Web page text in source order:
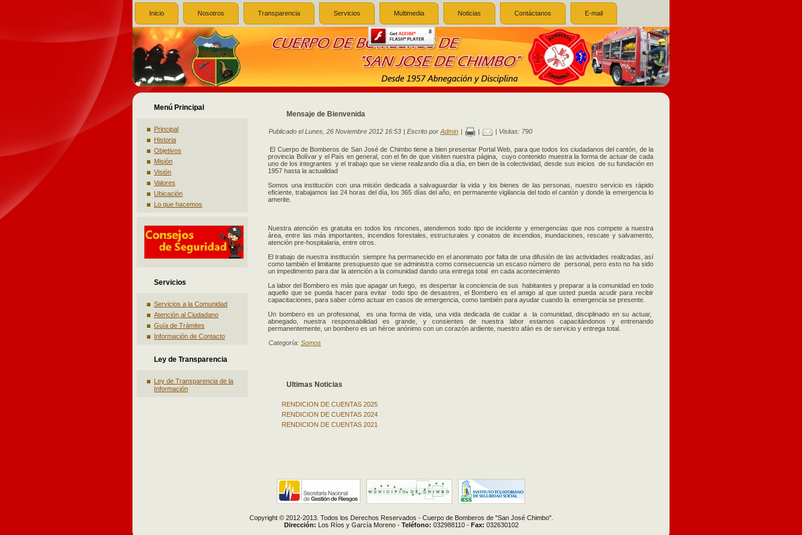
Inicio Nosotros Transparencia Servicios Multimedia Noticias Contáctanos E-mail
Menú Principal
Principal
Historia
Objetivos
Misión
Visión
Valores
Ubicación
Lo que hacemos
Servicios
Servicios a la Comunidad
Atención al Ciudadano
Guía de Trámites
Información de Contacto
Ley de Transparencia
Ley de Transparencia de la
Información
Mensaje de Bienvenida
Publicado el Lunes, 26 Noviembre 2012 16:53 | Escrito por Admin | | | Visitas: 790
El Cuerpo de Bomberos de San José de Chimbo tiene a bien presentar Portal Web, para que todos los ciudadanos del cantón, de la
provincia Bolívar y el País en general, con el fin de que visiten nuestra página, cuyo contenido muestra la forma de actuar de cada
uno de los integrantes y el trabajo que se viene realizando día a día, en bien de la colectividad, desde sus inicios de su fundación en
1957 hasta la actualidad
Somos una institución con una misión dedicada a salvaguardar la vida y los bienes de las personas, nuestro servicio es rápido
eficiente, trabajamos las 24 horas del día, los 365 días del año, en permanente vigilancia del todo el cantón y donde la emergencia lo
amerite.
Nuestra atención es gratuita en todos los rincones, atendemos todo tipo de incidente y emergencias que nos compete a nuestra
área, entre las más importantes, incendios forestales, estructurales y conatos de incendios, inundaciones, rescate y salvamento,
atención pre-hospitalaria, entre otros.
El trabajo de nuestra institución siempre ha permanecido en el anonimato por falta de una difusión de las actividades realizadas, así
como también el limitante presupuesto que se administra como consecuencia un escaso número de personal, pero esto no ha sido
un impedimento para dar la atención a la comunidad dando una entrega total en cada acontecimiento
La labor del Bombero es más que apagar un fuego, es despertar la conciencia de sus habitantes y preparar a la comunidad en todo
aquello que se pueda hacer para evitar todo tipo de desastres, el Bombero es el amigo al que usted pueda acudir para recibir
capacitaciones, para saber cómo actuar en casos de emergencia, como también para ayudar cuando la emergencia se presente.
Un bombero es un profesional, es una forma de vida, una vida dedicada de cuidar a la comunidad, disciplinado en su actuar,
abnegado, nuestra responsabilidad es grande, y consientes de nuestra labor estamos capacitándonos y entrenando
permanentemente, un bombero es un héroe anónimo con un corazón ardiente, nuestro afán es de servicio y entrega total.
Categoría: Somos
Ultimas Noticias
RENDICION DE CUENTAS 2025
RENDICION DE CUENTAS 2024
RENDICION DE CUENTAS 2021
Copyright © 2012-2013. Todos los Derechos Reservados - Cuerpo de Bomberos de "San José Chimbo".
Dirección: Los Ríos y García Moreno - Teléfono: 032988110 - Fax: 032630102